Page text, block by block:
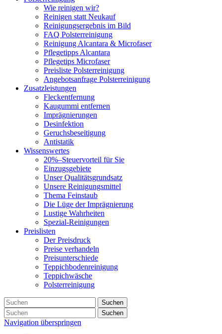
Wie reinigen wir?
Reinigen statt Neukauf
Reinigungsergebnis im Bild
FAQ Polsterreinigung
Reinigung Alcantara & Microfaser
Pflegetipps Alcantara
Pflegetips Microfaser
Preisliste Polsterreinigung
Angebotsanfrage Polsterreinigung
Zusatzleistungen
Fleckentfernung
Kaugummi entfernen
Imprägnierungen
Desinfektion
Geruchsbeseitigung
Antistatik
Wissenswertes
20%–Steuervorteil für Sie
Einzugsgebiete
Unser Qualitätsgrundsatz
Unsere Reinigungsmittel
Thema Feinstaub
Die Lüge der Imprägnierung
Lustige Wahrheiten
Spezial-Reinigungen
Preislisten
Der Preisdruck
Preise verhandeln
Preisunterschiede
Teppichbodenreinigung
Teppichwäsche
Polsterreinigung
Suchen
Suchen
Navigation überspringen